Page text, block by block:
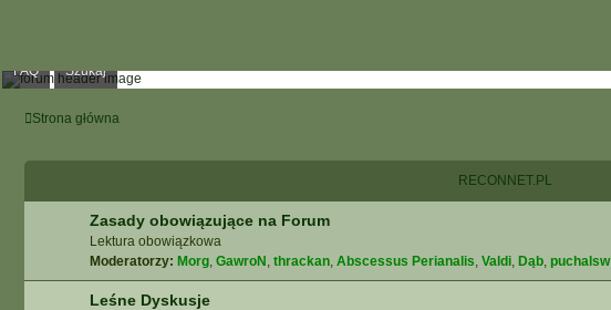
FAQ Szukaj
Strona główna
RECONNET.PL
Zasady obowiązujące na Forum
Lektura obowiązkowa
Moderatorzy: Morg, GawroN , thrackan, Abscessus Perianalis, Valdi, Dąb, puchalsw
Leśne Dyskusje